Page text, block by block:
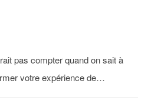
pas compter quand on sait à
votre expérience de…